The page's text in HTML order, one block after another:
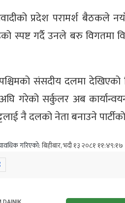
प्रदेश परामर्श बैठकले
स्पष्ट गर्दै उनले बरु
संसदीय दलमा देखिएको
गरेको सर्कुलर अब
नै दलको नेता बनाउने
गरिएको:बिहीबार, भदौ १३ २०८१ ११:४९:१७